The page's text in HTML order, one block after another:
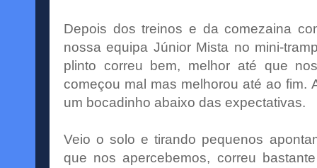
Depois dos treinos e da comezaina
nossa equipa JúniorMista no mini-
plinto correu bem, melhor até que
começou mal mas melhorou até ao fim.
um bocadinho abaixo das expectativas.
Veio o solo e tirando pequenos
que nos apercebemos, correu